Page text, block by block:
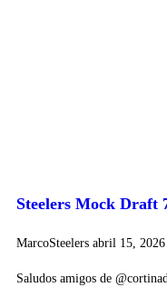
Steelers Mock Draft
MarcoSteelers abril 15, 2026
Saludos amigos de